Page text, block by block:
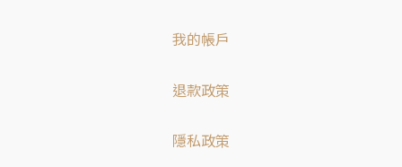
我的帳戶
退款政策
隱私政策